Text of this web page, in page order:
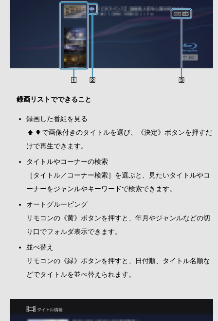
録画リストでできること
録画した番組を見る
で画像付きのタイトルを選び、《決定》ボタンを押すだ
けで再生できます。
タイトルやコーナーの検索
［タイトル／コーナー検索］を選ぶと、見たいタイトルやコ
ーナーをジャンルやキーワードで検索できます。
オートグルーピング
リモコンの《黄》ボタンを押すと、年月やジャンルなどの切
り口でフォルダ表示できます。
並べ替え
リモコンの《緑》ボタンを押すと、日付順、タイトル名順な
どでタイトルを並べ替えられます。